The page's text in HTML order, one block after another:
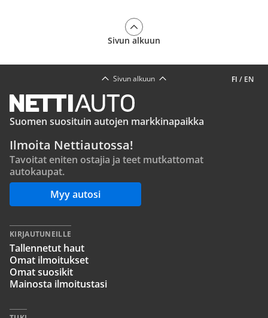
Sivun alkuun
FI / EN
Sivun alkuun
Suomen suosituin autojen markkinapaikka
Ilmoita Nettiautossa!
Tavoitat eniten ostajia ja teet mutkattomat
autokaupat.
Myy autosi
KIRJAUTUNEILLE
Tallennetut haut
Omat ilmoitukset
Omat suosikit
Mainosta ilmoitustasi